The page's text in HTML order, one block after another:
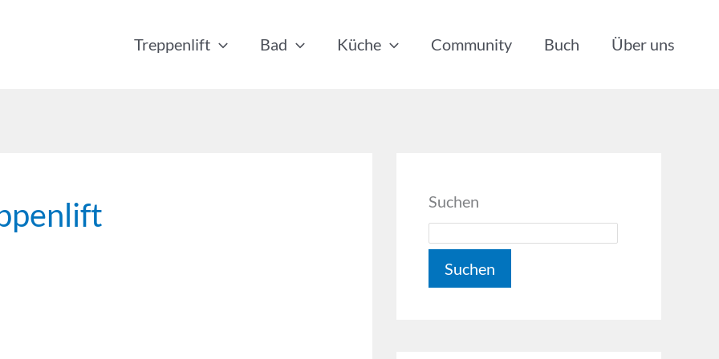
Treppenlift Bad Küche Community Buch Über uns
Suchen
Suchen